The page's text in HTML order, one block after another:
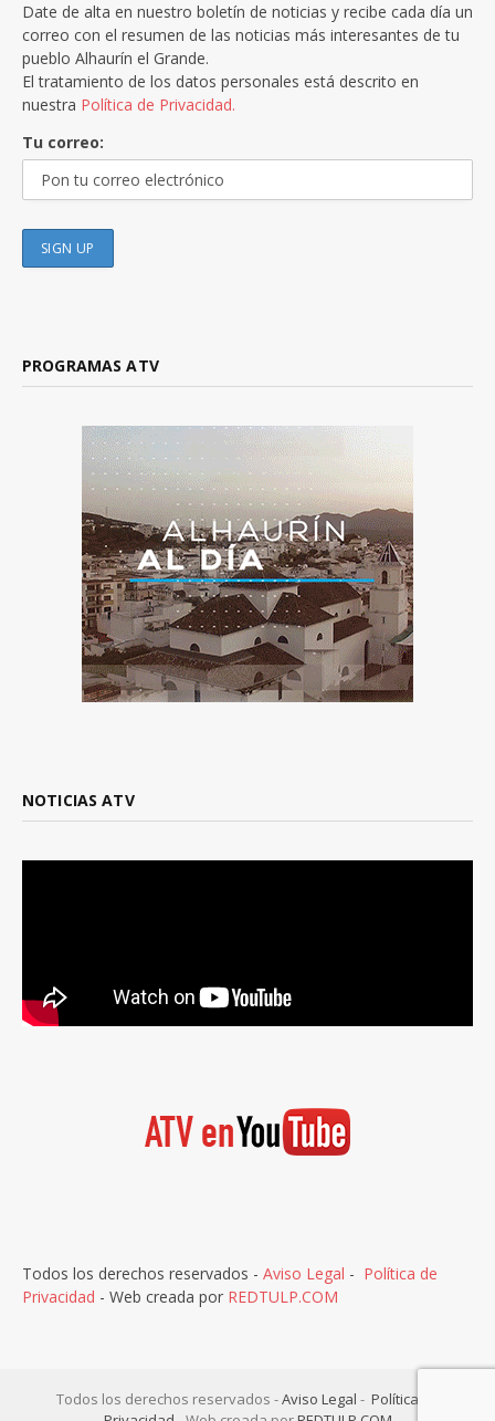
Date de alta en nuestro boletín de noticias y recibe cada día un
correo con el resumen de las noticias más interesantes de tu
pueblo Alhaurín el Grande.
El tratamiento de los datos personales está descrito en
nuestra Política de Privacidad.
Tu correo:
PROGRAMAS ATV
NOTICIAS ATV
Todos los derechos reservados - Aviso Legal - Política de
Privacidad - Web creada por REDTULP.COM
Todos los derechos reservados -Aviso Legal - Política de